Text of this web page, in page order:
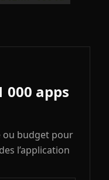
000 apps
ou budget pour
l’application